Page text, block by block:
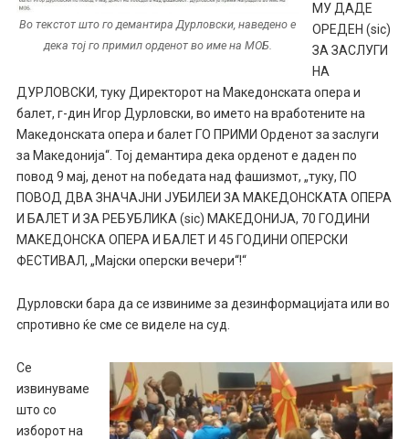
Во текстот што го демантира Дурловски, наведено е
дека тој го примил орденот во име на МОБ.
МУ ДАДЕ
ОРЕДЕН (sic)
ЗА ЗАСЛУГИ
НА
ДУРЛОВСКИ, туку Директорот на Македонската опера и
балет, г-дин Игор Дурловски, во името на вработените на
Македонската опера и балет ГО ПРИМИ Орденот за заслуги
за Македонија“. Тој демантира дека орденот е даден по
повод 9 мај, денот на победата над фашизмот, „туку, ПО
ПОВОД ДВА ЗНАЧАЈНИ ЈУБИЛЕИ ЗА МАКЕДОНСКАТА ОПЕРА
И БАЛЕТ И ЗА РЕБУБЛИКА (sic) МАКЕДОНИЈА, 70 ГОДИНИ
МАКЕДОНСКА ОПЕРА И БАЛЕТ И 45 ГОДИНИ ОПЕРСКИ
ФЕСТИВАЛ, „Мајски оперски вечери“!“
Дурловски бара да се извиниме за дезинформацијата или во
спротивно ќе сме се виделе на суд.
Се
извинуваме
што со
изборот на